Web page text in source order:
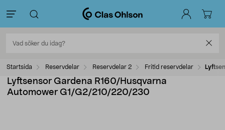
Startsida Reservdelar Reservdelar 2 Fritid reservdelar
Lyftsensor Gardena R160/Husqvarna
Automower G1/G2/210/220/230